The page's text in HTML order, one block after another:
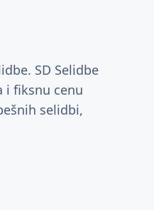
SD Selidbe
i fiksnu cenu
selidbi,